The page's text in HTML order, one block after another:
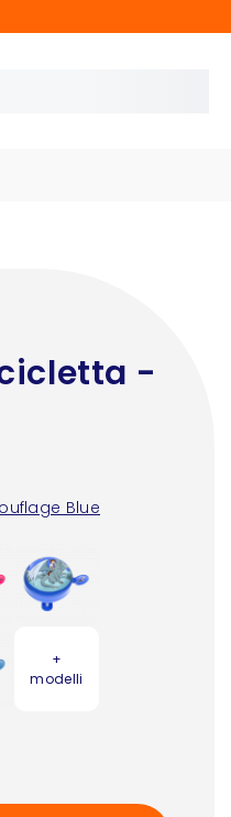
-
Blue
+
modelli